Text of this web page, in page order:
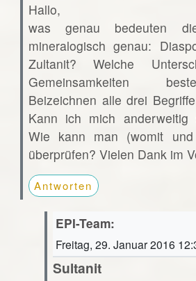
Hallo,
was genau bedeuten
mineralogisch genau:
Zultanit? Welche
Gemeinsamkeiten
Beizeichnen alle drei
Kann ich mich anderweitig
Wie kann man (womit
überprüfen? Vielen Dank im
Antworten
EPI-Team:
Freitag, 29. Januar 2016
Sultanit